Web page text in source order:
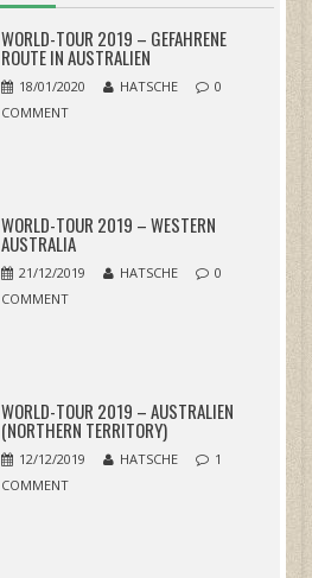
WORLD-TOUR 2019 – GEFAHRENE
ROUTE IN AUSTRALIEN
18/01/2020 HATSCHE
0
COMMENT
WORLD-TOUR 2019 – WESTERN
AUSTRALIA
21/12/2019 HATSCHE
0
COMMENT
WORLD-TOUR 2019 – AUSTRALIEN
(NORTHERN TERRITORY)
12/12/2019 HATSCHE
1
COMMENT